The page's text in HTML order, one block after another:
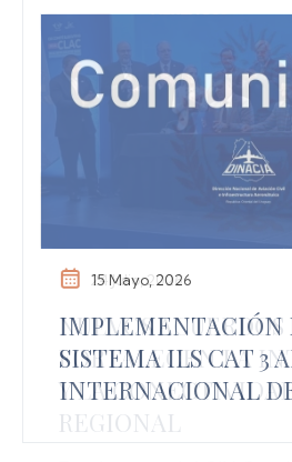
15 Mayo, 2026
IMPLEMENTACIÓN
SISTEMA ILS CAT 3
INTERNACIONAL